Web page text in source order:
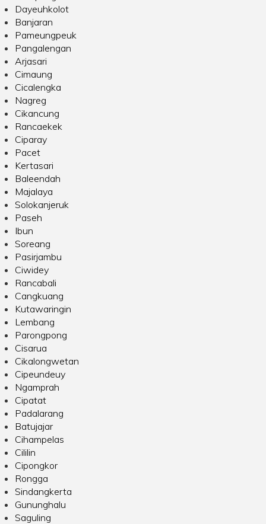
Dayeuhkolot
Banjaran
Pameungpeuk
Pangalengan
Arjasari
Cimaung
Cicalengka
Nagreg
Cikancung
Rancaekek
Ciparay
Pacet
Kertasari
Baleendah
Majalaya
Solokanjeruk
Paseh
Ibun
Soreang
Pasirjambu
Ciwidey
Rancabali
Cangkuang
Kutawaringin
Lembang
Parongpong
Cisarua
Cikalongwetan
Cipeundeuy
Ngamprah
Cipatat
Padalarang
Batujajar
Cihampelas
Cililin
Cipongkor
Rongga
Sindangkerta
Gununghalu
Saguling